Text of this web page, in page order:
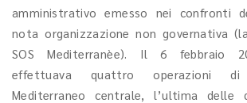
amministrativo emesso nei confronti
nota organizzazione non governativa (la
SOS Mediterranèe). Il 6 febbraio
effettuava quattro operazioni
Mediterraneo centrale, l’ultima delle